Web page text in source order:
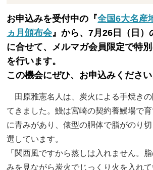
お申込みを受付中の『全国6大名産
ヵ月頒布会』から、7月26日（日）
に合せて、メルマガ会員限定で特別
を行います。
この機会にぜひ、お申込みください
田原雅憲名人は、炭火による手焼き
てきました。鰻は宮崎の契約養鰻場で
に青みがあり、俵型の胴体で脂がのり
選しています。
「関西風ですから蒸しは入れません。
みを見ながら炭火でじっくり火を入れて